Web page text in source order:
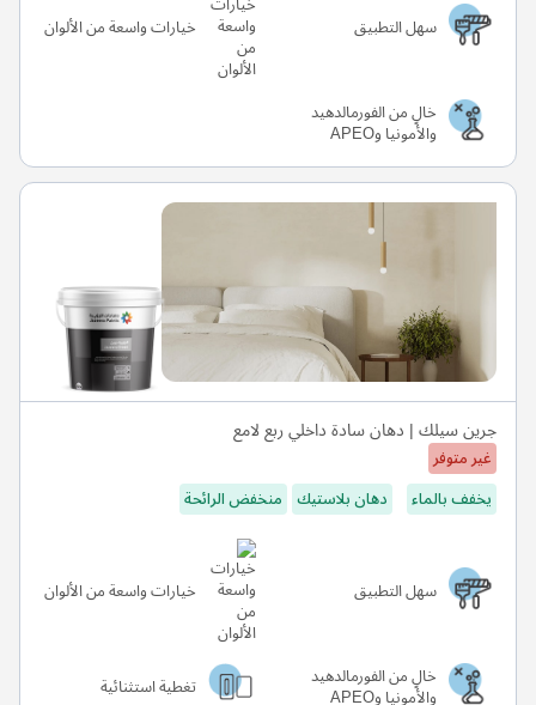
سهل التطبيق خيارات واسعة من الألوان
خالٍ من الفورمالدهيد
والأمونيا وAPEO
جرين سيلك | دهان سادة داخلي ربع لامع
غير متوفر
يخفف بالماء
دهان بلاستيك منخفض الرائحة
سهل التطبيق خيارات واسعة من الألوان
خالٍ من الفورمالدهيد
والأمونيا وAPEO تغطية استثنائية